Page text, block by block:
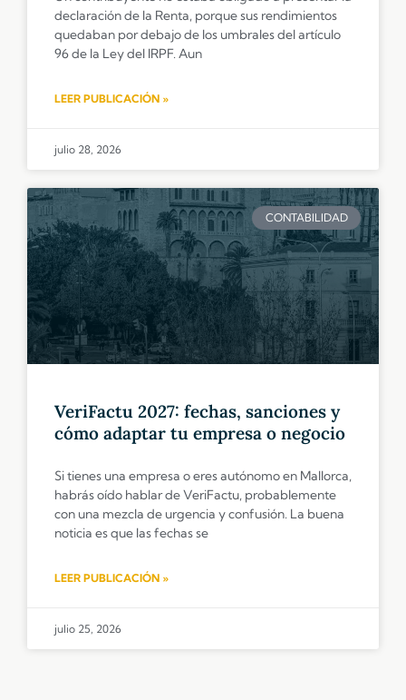
declaración de la Renta, porque sus rendimientos
quedaban por debajo de los umbrales del artículo
96 de la Ley del IRPF. Aun
LEER PUBLICACIÓN »
julio 28, 2026
CONTABILIDAD
VeriFactu 2027: fechas, sanciones y
cómo adaptar tu empresa o negocio
Si tienes una empresa o eres autónomo en Mallorca,
habrás oído hablar de VeriFactu, probablemente
con una mezcla de urgencia y confusión. La buena
noticia es que las fechas se
LEER PUBLICACIÓN »
julio 25, 2026